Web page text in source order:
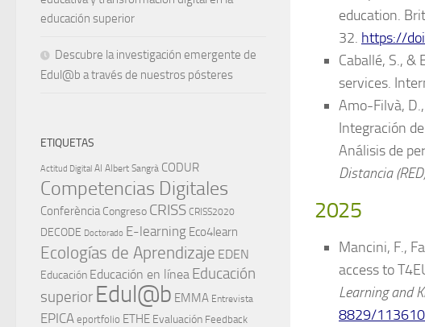
education.
32. https://
Caballé, S.,
services.
Amo-Filvà,
Integración
Análisis de
Distancia
2025
Mancini, F.,
access to
Learning and
8829/
educación superior
Descubre la investigación emergente de
Edul@b a través de nuestros pósteres
ETIQUETAS
Actitud Digital AI Albert Sangrà CODUR
Competencias Digitales
Conferència Congreso CRISS CRISS2020
DECODE Doctorado E-learning Eco4learn
Ecologías de Aprendizaje EDEN
Educación Educación en línea Educación
superior Edul@b EMMA Entrevista
EPICA eportfolio ETHE Evaluación Feedback